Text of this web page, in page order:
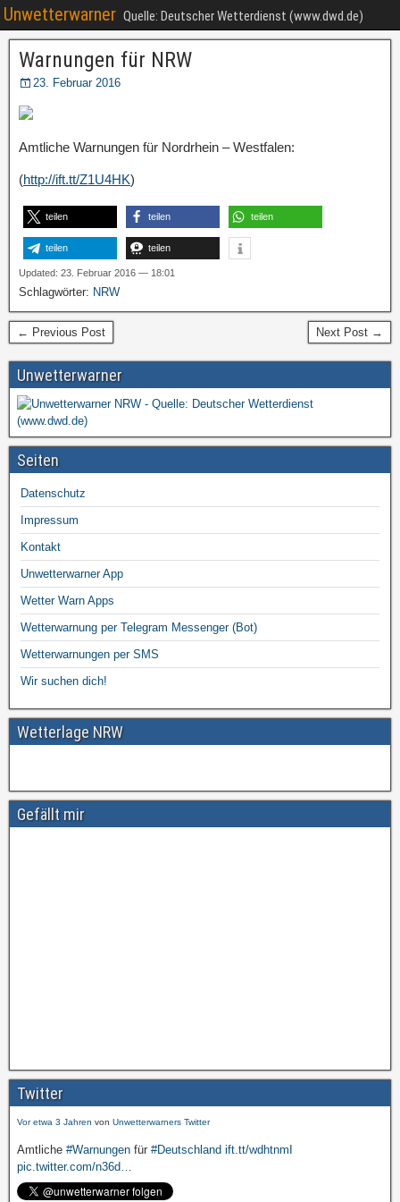
Unwetterwarner Quelle: Deutscher Wetterdienst (www.dwd.de)
Warnungen für NRW
23. Februar 2016
Amtliche Warnungen für Nordrhein – Westfalen:
(http://ift.tt/Z1U4HK)
teilen teilen teilen
teilen teilen
Updated: 23. Februar 2016 — 18:01
Schlagwörter: NRW
← Previous Post Next Post →
Unwetterwarner
Seiten
Datenschutz
Impressum
Kontakt
Unwetterwarner App
Wetter Warn Apps
Wetterwarnung per Telegram Messenger (Bot)
Wetterwarnungen per SMS
Wir suchen dich!
Wetterlage NRW
Gefällt mir
Twitter
Amtliche#Warnungenfür#Deutschland ift.tt/wdhtnmI
pic.twitter.com/cmFX…
pic.twitter.com/n36d…